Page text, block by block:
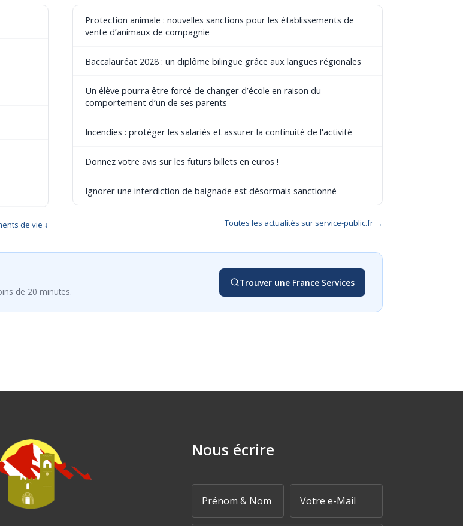
de vie ↓
Protection animale : nouvelles sanctions pour les établissements de
vente d’animaux de compagnie
Baccalauréat 2028 : un diplôme bilingue grâce aux langues régionales
Un élève pourra être forcé de changer d’école en raison du
comportement d’un de ses parents
Incendies : protéger les salariés et assurer la continuité de l'activité
Donnez votre avis sur les futurs billets en euros !
Ignorer une interdiction de baignade est désormais sanctionné
Toutes les actualités sur service-public.fr →
de 20 minutes.
Trouver une France Services
Nous écrire